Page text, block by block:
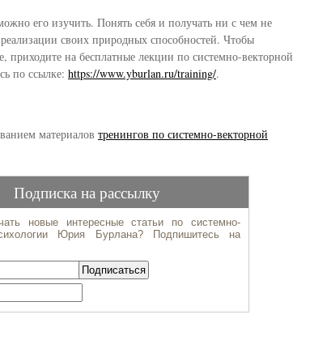
его изучить. Понять себя и получать ни с чем не
своих природных способностей. Чтобы
приходите на бесплатные лекции по системно-векторной
по ссылке: https://www.yburlan.ru/training/.
материалов тренингов по системно-векторной